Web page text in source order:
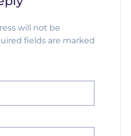
will not be
fields are marked